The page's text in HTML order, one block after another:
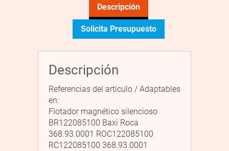
Descripción
Solicita Presupuesto
Descripción
Referencias del artículo / Adaptables
en:
Flotador magnético silencioso
BR122085100 Baxi Roca
368.93.0001 ROC122085100
RC122085100 368.93.0001